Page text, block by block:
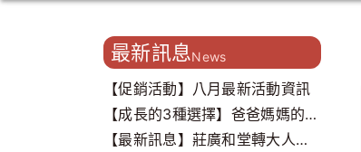
最新訊息News
【促銷活動】八月最新活動資訊
【成長的3種選擇】爸爸媽媽的心
聲，我們都聽到了..
【最新訊息】莊廣和堂轉大人打